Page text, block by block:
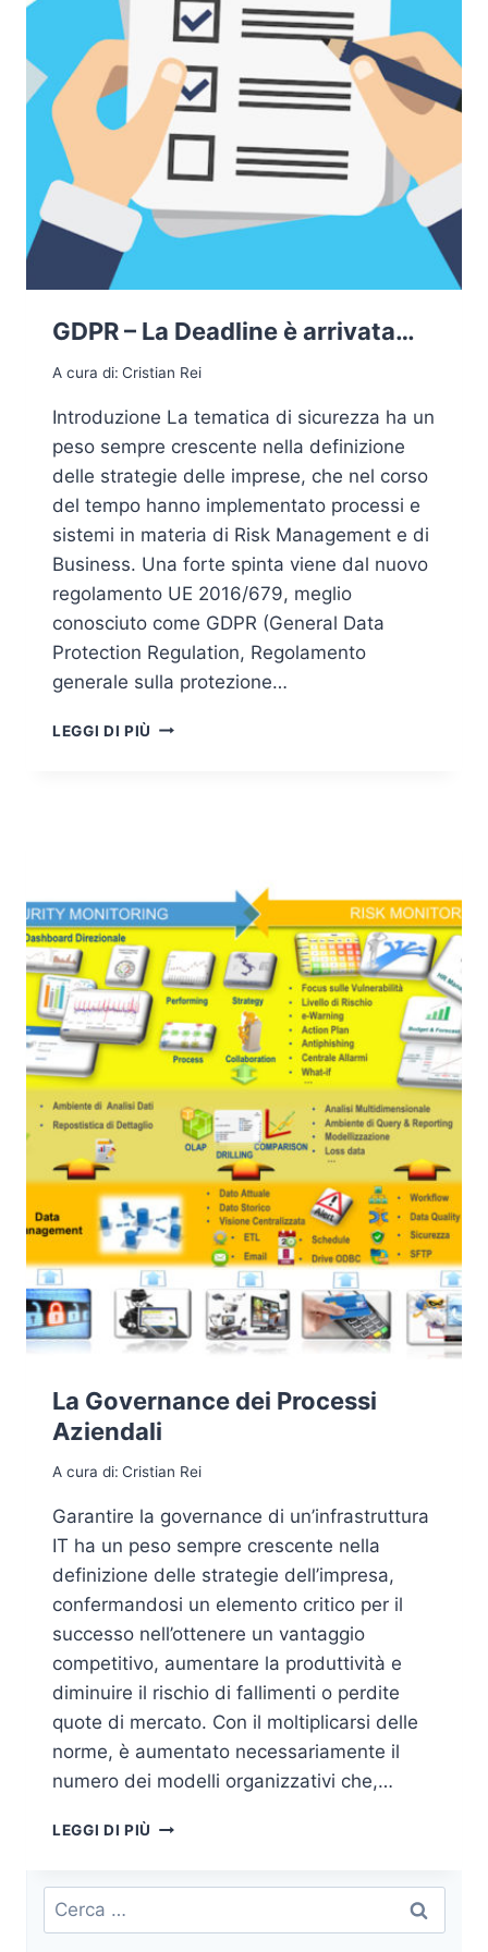
GDPR – La Deadline è arrivata…
A cura di: Cristian Rei
Introduzione La tematica di sicurezza ha un
peso sempre crescente nella definizione
delle strategie delle imprese, che nel corso
del tempo hanno implementato processi e
sistemi in materia di Risk Management e di
Business. Una forte spinta viene dal nuovo
regolamento UE 2016/679, meglio
conosciuto come GDPR (General Data
Protection Regulation, Regolamento
generale sulla protezione…
LEGGI DI PIÙ GDPR
La Governance dei Processi
Aziendali
A cura di: Cristian Rei
Garantire la governance di un’infrastruttura
IT ha un peso sempre crescente nella
definizione delle strategie dell’impresa,
confermandosi un elemento critico per il
successo nell’ottenere un vantaggio
competitivo, aumentare la produttività e
diminuire il rischio di fallimenti o perdite
quote di mercato. Con il moltiplicarsi delle
norme, è aumentato necessariamente il
numero dei modelli organizzativi che,…
LEGGI DI PIÙ LA
PROCESSI
Ricerca
per: